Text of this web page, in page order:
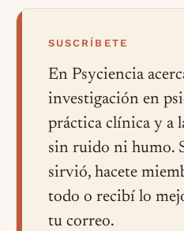
SUSCRÍBETE
En Psyciencia
investigación en
práctica clínica y a
sin ruido ni humo.
sirvió, hacete
todo o recibí lo
tu correo.